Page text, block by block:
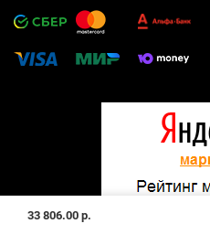
33 806.00 р.
на основе 1606